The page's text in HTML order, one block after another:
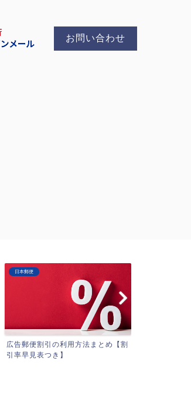
お問い合わせ
DMマーケティング
新規開拓DMの反響率を高める方法